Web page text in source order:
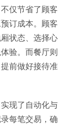
仅节省了顾客
订成本。顾客
状态、选择心
验。而餐厅则
前做好接待准
现了自动化与
每笔交易，确